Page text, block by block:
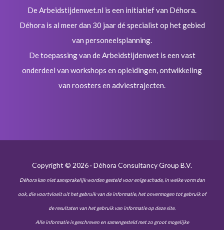
De Arbeidstijdenwet.nl is een initiatief van Déhora.
Déhora is al meer dan 30 jaar dé specialist op het gebied
van personeelsplanning.
De toepassing van de Arbeidstijdenwet is een vast
onderdeel van workshops en opleidingen, ontwikkeling
van roosters en adviestrajecten.
Copyright © 2026 · Déhora Consultancy Group B.V.
Déhora kan niet aansprakelijk worden gesteld voor enige schade, in welke vorm dan
ook, die voortvloeit uit het gebruik van de informatie, het onvermogen tot gebruik of
de resultaten van het gebruik van informatie op deze site.
Alle informatie is geschreven en samengesteld met zo groot mogelijke